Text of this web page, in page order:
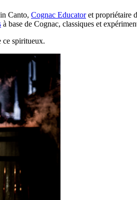
Canto, Cognac Educatoret propriétaire
à base de Cognac, classiques et
ce spiritueux.